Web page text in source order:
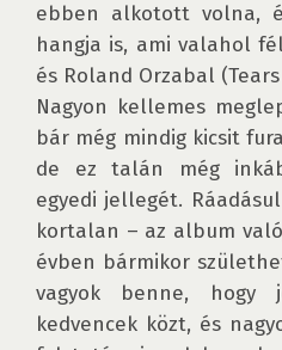
ebben alkotott volna,
hangja is, ami valahol
és Roland Orzabal
Nagyon kellemes
bár még mindig kicsit
de ez talán még
egyedi jellegét.
kortalan – az album
évben bármikor
vagyok benne,
kedvencek közt, és